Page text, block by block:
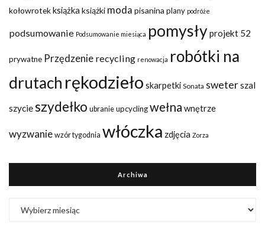
kołowrotekksiążka książki moda pisanina plany podróże
podsumowanie Podsumowanie miesiąca pomysłyprojekt 52
prywatne Przędzenie recycling renowacja robótki na
drutach rękodzieło skarpetki Sonata sweterszal
szycieszydełko ubranie upcyclingwełna wnętrze
wyzwanie wzór tygodnia włóczka zdjęcia Zorza
Archiwa